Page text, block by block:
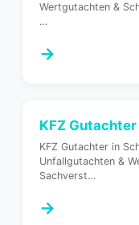
Wertgutachten &
…
→
KFZ Gutachter
KFZ Gutachter in
Unfallgutachten &
Sachverst…
→